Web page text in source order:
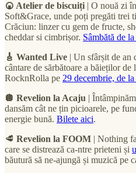
🍘 Atelier de biscuiți | O nouă zi
Soft&Grace, unde poți pregăti trei
Crăciun: linzer cu gem de fructe,
cheddar si cimbrișor. Sâmbătă de
🎸 Wanted Live | Un sfârșit de an
cântare de sărbătoare a băieților de
RocknRolla pe 29 decembrie, de
🪩 Revelion la Acaju |
dansăm cât ne țin picioarele, pe
energie bună. Bilete aici.
🥩 Revelion la FOOM | Nothing
care se distrează ca-ntre prieteni și
băutură să ne-ajungă și muzică pe